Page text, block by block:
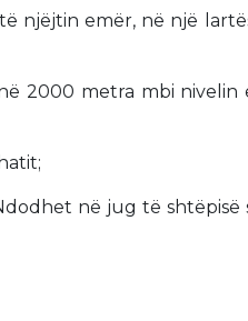
njëjtin emër, në një
në 2000 metra mbi
në jug të